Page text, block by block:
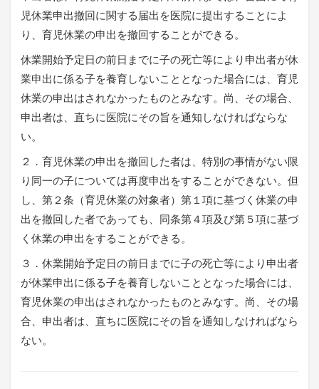
児休業申出撤回に関する届出を医院に提出することによ
り、育児休業の申出を撤回することができる。
休業開始予定日の前日までに子の死亡等により申出者が休
業申出に係る子を養育しないこととなった場合には、育児
休業の申出はされなかったものとみなす。尚、その場合、
申出者は、直ちに医院にその旨を通知しなければならな
い。
２．育児休業の申出を撤回した者は、特別の事情がない限
り同一の子については再度申出をすることができない。但
し、第２条（育児休業の対象者）第１項に基づく休業の申
出を撤回した者であっても、同条第４項及び第５項に基づ
く休業の申出をすることができる。
３．休業開始予定日の前日までに子の死亡等により申出者
が休業申出に係る子を養育しないこととなった場合には、
育児休業の申出はされなかったものとみなす。尚、その場
合、申出者は、直ちに医院にその旨を通知しなければなら
ない。